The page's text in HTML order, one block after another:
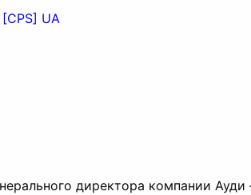
директора компании